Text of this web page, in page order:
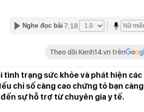
Nghe đọc bài 7:18
Theo dõi Kenh14.vn trên
tình trạng sức khỏe và phát hiện các
chỉ số càng cao chứng tỏ bạn càng
sự hỗ trợ từ chuyên gia y tế.